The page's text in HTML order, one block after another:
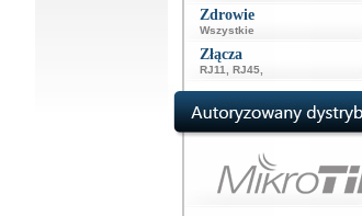
Zdrowie
Wszystkie
Złącza
RJ11 RJ45,